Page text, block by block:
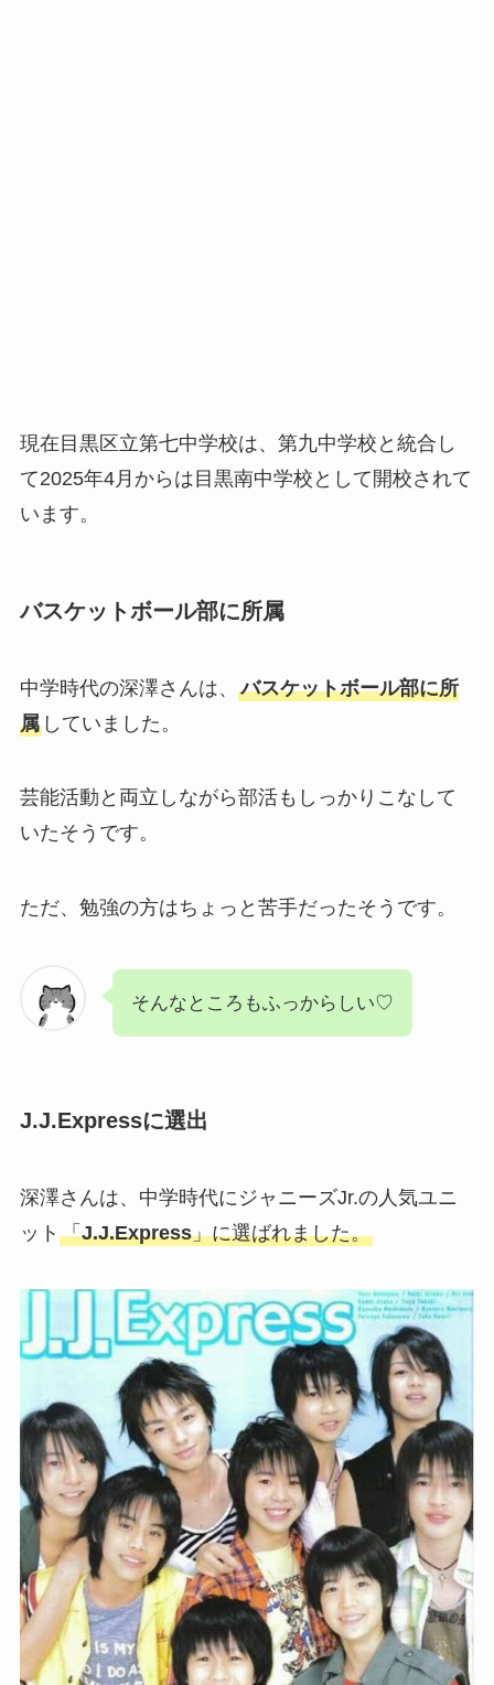
現在目黒区立第七中学校は、第九中学校と統合し
て2025年4月からは目黒南中学校として開校されて
います。
バスケットボール部に所属
中学時代の深澤さんは、 バスケットボール部に所
属していました。
芸能活動と両立しながら部活もしっかりこなして
いたそうです。
ただ、勉強の方はちょっと苦手だったそうです。
そんなところもふっからしい♡
J.J.Expressに選出
深澤さんは、中学時代にジャニーズJr.の人気ユニ
ット 「J.J.Express」に選ばれました。